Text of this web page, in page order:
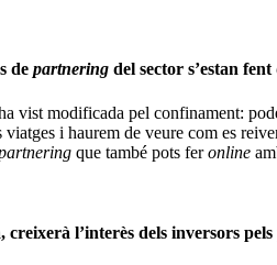
de partnering del sector s’estan
vist modificada pel confinament:
viatges i haurem de veure com es
que també pots feronline
creixerà l’interès dels inversors